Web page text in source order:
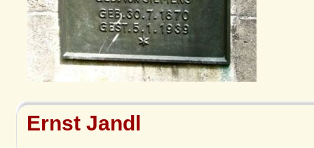
Ernst Jandl